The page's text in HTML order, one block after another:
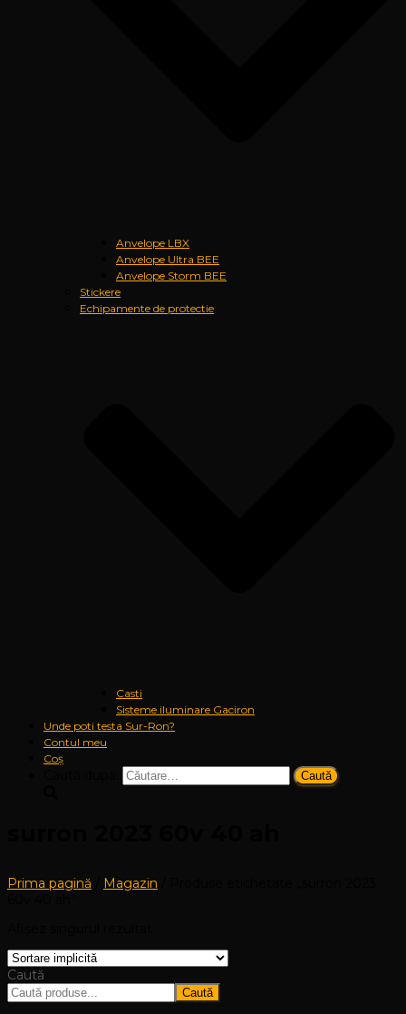
Anvelope LBX
Anvelope Ultra BEE
Anvelope Storm BEE
Stickere
Echipamente de protectie
Casti
Sisteme iluminare Gaciron
Unde poti testa Sur-Ron?
Contul meu
Coș
Prima pagină Magazin
Caută
Caută